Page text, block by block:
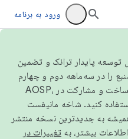
ورود به برنامه
مدل توسعه پایدار ترانک و تضمین
را در سه‌ماهه دوم و چهارم
کنید. شاخه مانیفست
به جدیدترین نسخه منتشر
تغییرات در